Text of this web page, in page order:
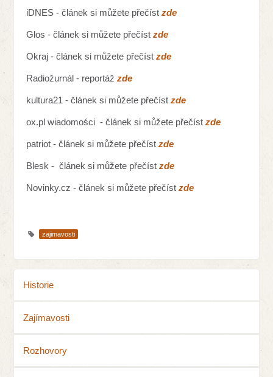
iDNES - článek si můžete přečístzde
Glos - článek si můžete přečístzde
Okraj - článek si můžete přečístzde
Radiožurnál - reportážzde
kultura21 - článek si můžete přečístzde
ox.plwiadomości - článek si můžete přečístzde
patriot - článek si můžete přečístzde
Blesk - článek si můžete přečístzde
Novinky.cz - článek si můžete přečístzde
zajimavosti
Historie
Zajímavosti
Rozhovory